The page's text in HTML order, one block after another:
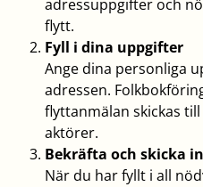
adressuppgifter och
flytt.
Fyll i dina uppgifter
Ange dina personliga
adressen.
flyttanmälan skickas
aktörer.
Bekräfta och skicka in
När du har fyllt i all